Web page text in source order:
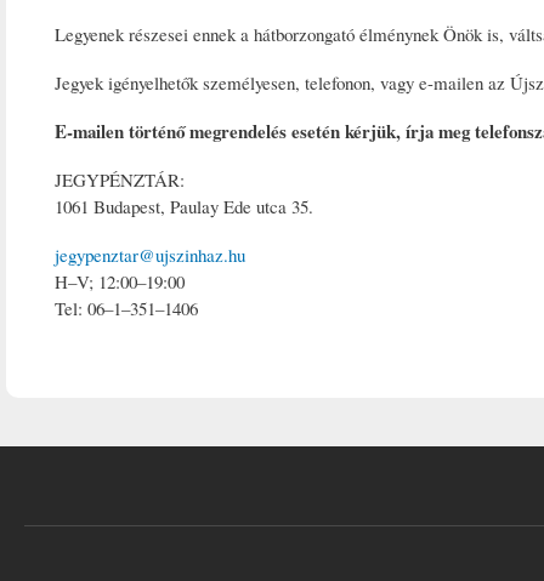
Legyenek részesei ennek a hátborzongató élménynek Önök is,
Jegyek igényelhetők személyesen, telefonon, vagy e-mailen az
E-mailen történő megrendelés esetén kérjük, írja meg
JEGYPÉNZTÁR:
1061 Budapest, Paulay Ede utca 35.
jegypenztar@ujszinhaz.hu
H–V; 12:00–19:00
Tel: 06–1–351–1406